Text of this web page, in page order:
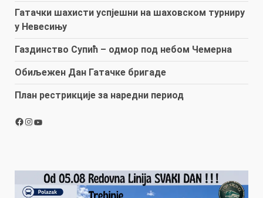
Гатачки шахисти успјешни на шаховском турниру
у Невесињу
Газдинство Супић – одмор под небом Чемерна
Обиљежен Дан Гатачке бригаде
План рестрикције за наредни период
Facebook
Instagram
YouTube